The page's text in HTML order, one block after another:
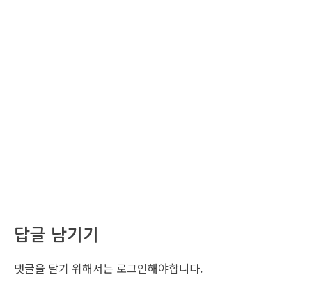
답글 남기기
댓글을 달기 위해서는 로그인해야합니다.